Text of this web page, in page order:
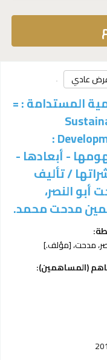
عادي
المستدامة : =
Development :
- أبعادها -
/تأليف
أبو النصر،
مدحت محمد.
مدحت،[مؤلف.]
(المساهمين):